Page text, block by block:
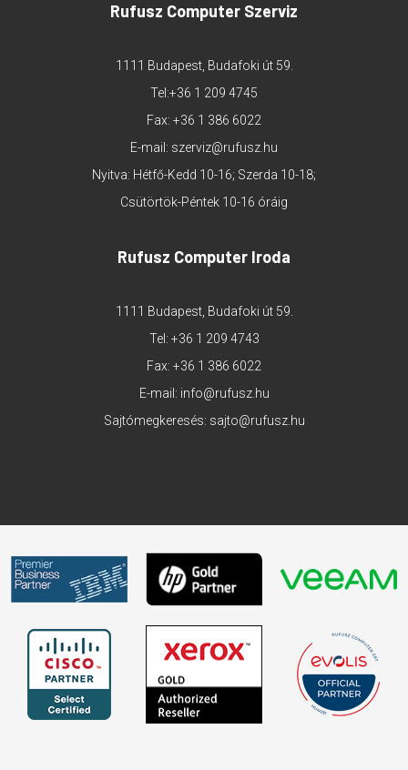
Rufusz Computer Szerviz
1111 Budapest, Budafoki út 59.
Tel:+36 1 209 4745
Fax: +36 1 386 6022
E-mail: szerviz@rufusz.hu
Nyitva: Hétfő-Kedd 10-16; Szerda 10-18;
Csütörtök-Péntek 10-16 óráig
Rufusz Computer Iroda
1111 Budapest, Budafoki út 59.
Tel: +36 1 209 4743
Fax: +36 1 386 6022
E-mail: info@rufusz.hu
Sajtómegkeresés: sajto@rufusz.hu